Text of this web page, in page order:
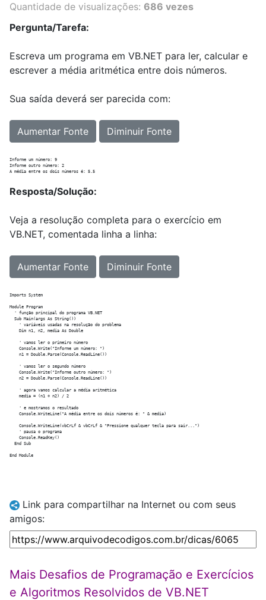
Quantidade de visualizações: 686 vezes
Pergunta/Tarefa:
Escreva um programa em VB.NET para ler, calcular e
escrever a média aritmética entre dois números.
Sua saída deverá ser parecida com:
Aumentar Fonte Diminuir Fonte
Informe um número: 9
Informe outro número: 2
Resposta/Solução:
Veja a resolução completa para o exercício em
VB.NET, comentada linha a linha:
Aumentar Fonte Diminuir Fonte
Imports System
Module Program
  ' função principal do programa VB.NET
  Sub Main(args As String())
    ' variáveis usadas na resolução do problema
    Dim n1, n2, media As Double
    ' vamos ler o primeiro número
    Console.Write("Informe um número: ")
    n1 = Double.Parse(Console.ReadLine())
    ' vamos ler o segundo número
    Console.Write("Informe outro número: ")
    n2 = Double.Parse(Console.ReadLine())
    ' agora vamos calcular a média aritmética
    media = (n1 + n2) / 2
    ' e mostramos o resultado
    Console.WriteLine("A média entre os dois números é: " & media)
    Console.WriteLine(vbCrLf & vbCrLf & "Pressione qualquer tecla para sair...")
    ' pausa o programa
    Console.ReadKey()
  End Sub
Link para compartilhar na Internet ou com seus
amigos:
Mais Desafios de Programação e Exercícios
e Algoritmos Resolvidos de VB.NET